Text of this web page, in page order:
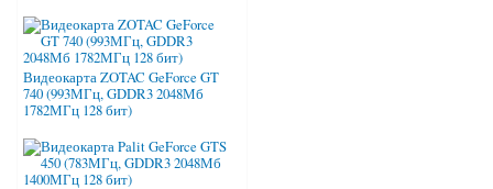
Видеокарта ZOTAC GeForce GT
740 (993МГц, GDDR3 2048Мб
1782МГц 128 бит)